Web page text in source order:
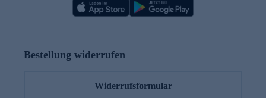
Bestellung widerrufen
Widerrufsformular